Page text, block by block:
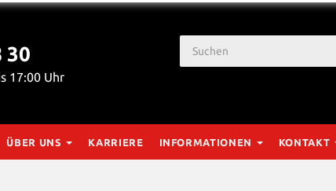
30
17:00 Uhr
ÜBER UNS KARRIERE INFORMATIONEN KONTAKT